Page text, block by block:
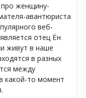
про женщину-
авантюриста
веб-
отец Ён
живут в наше
в разных
между
какой-то момент